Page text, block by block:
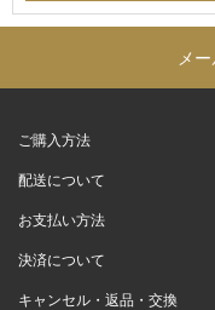
メ
ご購入方法
配送について
お支払い方法
決済について
キャンセル・返品・交換